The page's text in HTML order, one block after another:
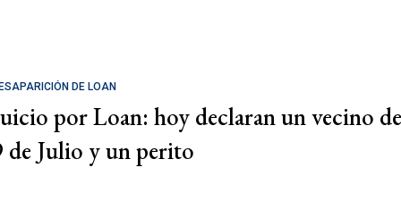
DE LOAN
por Loan: hoy declaran un vecino de
de Julio y un perito